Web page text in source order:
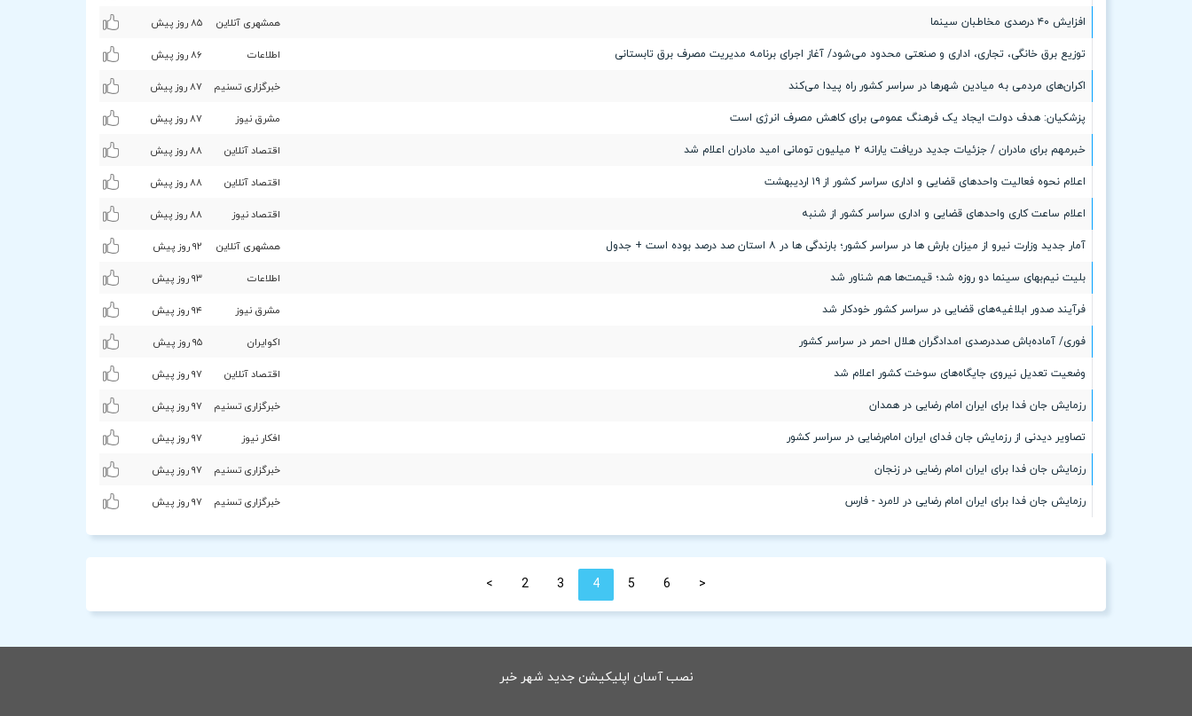
افزایش ۴۰ درصدی مخاطبان سینما همشهری آنلاین ۸۵ روز پیش
توزیع برق خانگی، تجاری، اداری و صنعتی محدود می‌شود/ آغاز اجرای برنامه مدیریت مصرف برق تابستانی اطلاعات ۸۶ روز پیش
اکران‌های مردمی به میادین شهرها در سراسر کشور راه پیدا می‌کند خبرگزاری تسنیم ۸۷ روز پیش
پزشکیان: هدف دولت ایجاد یک فرهنگ عمومی برای کاهش مصرف انرژی است مشرق نیوز ۸۷ روز پیش
خبرمهم برای مادران / جزئیات جدید دریافت یارانه ۲ میلیون تومانی امید مادران اعلام شد اقتصاد آنلاین ۸۸ روز پیش
اعلام نحوه فعالیت واحد‌های قضایی و اداری سراسر کشور از ۱۹ اردیبهشت اقتصاد آنلاین ۸۸ روز پیش
اعلام ساعت کاری واحدهای قضایی و اداری سراسر کشور از شنبه اقتصاد نیوز ۸۸ روز پیش
آمار جدید وزارت نیرو از میزان بارش ها در سراسر کشور؛ بارندگی ها در ۸ استان صد درصد بوده است + جدول همشهری آنلاین ٩۲ روز پیش
بلیت نیم‌بهای سینما دو روزه شد؛ قیمت‌ها هم شناور شد اطلاعات ٩٣ روز پیش
فرآیند صدور ابلاغیه‌های قضایی در سراسر کشور خودکار شد مشرق نیوز ٩۴ روز پیش
فوری/ آماده‌باش صددرصدی امدادگران هلال احمر در سراسر کشور اکوایران ٩۵ روز پیش
وضعیت تعدیل نیروی جایگاه‌های سوخت کشور اعلام شد اقتصاد آنلاین ٩۷ روز پیش
رزمایش جان فدا برای ایران امام رضایی در همدان خبرگزاری تسنیم ٩۷ روز پیش
تصاویر دیدنی از رزمایش جان فدای ایران امام‌رضایی در سراسر کشور افکار نیوز ٩۷ روز پیش
رزمایش جان فدا برای ایران امام رضایی در زنجان خبرگزاری تسنیم ٩۷ روز پیش
رزمایش جان فدا برای ایران امام رضایی در لامرد - فارس خبرگزاری تسنیم ٩۷ روز پیش
> 2 3 4 5 6 <
نصب آسان اپلیکیشن جدید شهر خبر